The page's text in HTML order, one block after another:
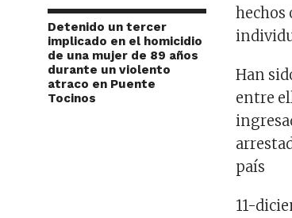
Detenido un tercer
implicado en el homicidio
de una mujer de 89 años
durante un violento
atraco en Puente
Tocinos
hechos
Han
entre
país
11-